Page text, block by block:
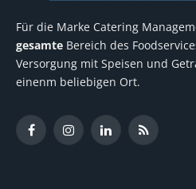
Für die Marke Catering
gesamte Bereich des
Versorgung mit Speisen und
einenm beliebigen Ort.
FacebookInstagramLinkedInRSS